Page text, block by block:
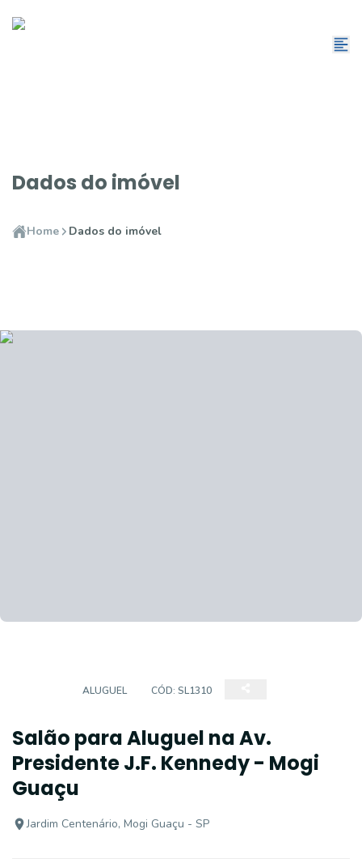
Dados do imóvel
Home Dados do imóvel
ALUGUEL CÓD: SL1310
Salão para Aluguel na Av.
Presidente J.F. Kennedy - Mogi
Guaçu
Jardim Centenário, Mogi Guaçu - SP